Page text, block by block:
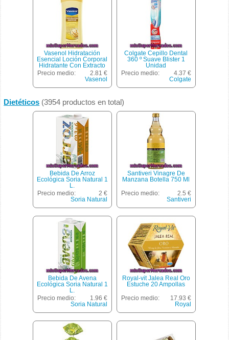
Vasenol Hidratación
Esencial Loción Corporal
Hidratante Con Extracto
Puro De Avena Frasco
Precio medio:
2.81 €
Vasenol
Colgate Cepillo Dental
360 º Suave Blister 1
Unidad
Precio medio:
4.37 €
Colgate
Dietéticos (3954 productos en total)
Bebida De Arroz
Ecológica Soria Natural 1
L.
Precio medio:
2 €
Soria Natural
Santiveri Vinagre De
Manzana Botella 750 Ml
Precio medio:
2.5 €
Santiveri
Bebida De Avena
Ecológica Soria Natural 1
L.
Precio medio:
1.96 €
Soria Natural
Royal-vit Jalea Real Oro
Estuche 20 Ampollas
Precio medio:
17.93 €
Royal